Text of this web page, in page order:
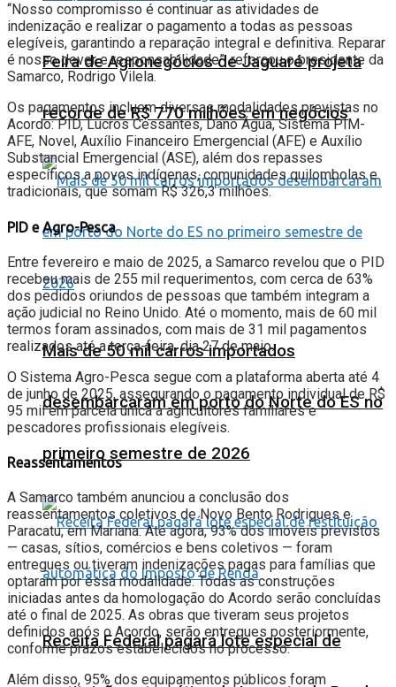
Feira de Agronegócios de Jaguaré projeta
recorde de R$ 770 milhões em negócios
Mais de 50 mil carros importados
desembarcaram em porto do Norte do ES no
primeiro semestre de 2026
Receita Federal pagará lote especial de
“Nosso compromisso é continuar as atividades de
indenização e realizar o pagamento a todas as pessoas
elegíveis, garantindo a reparação integral e definitiva. Reparar
é nosso dever e responsabilidade”, reforçou o presidente da
Samarco, Rodrigo Vilela.
Os pagamentos incluem diversas modalidades previstas no
Acordo: PID, Lucros Cessantes, Dano Água, Sistema PIM-
AFE, Novel, Auxílio Financeiro Emergencial (AFE) e Auxílio
Substancial Emergencial (ASE), além dos repasses
específicos a povos indígenas, comunidades quilombolas e
tradicionais, que somam R$ 326,3 milhões.
PID e Agro-Pesca
Entre fevereiro e maio de 2025, a Samarco revelou que o PID
recebeu mais de 255 mil requerimentos, com cerca de 63%
dos pedidos oriundos de pessoas que também integram a
ação judicial no Reino Unido. Até o momento, mais de 60 mil
termos foram assinados, com mais de 31 mil pagamentos
realizados até a terça-feira, dia 27 de maio.
O Sistema Agro-Pesca segue com a plataforma aberta até 4
de junho de 2025, assegurando o pagamento individual de R$
95 mil em parcela única a agricultores familiares e
pescadores profissionais elegíveis.
Reassentamentos
A Samarco também anunciou a conclusão dos
reassentamentos coletivos de Novo Bento Rodrigues e
Paracatu, em Mariana. Até agora, 93% dos imóveis previstos
— casas, sítios, comércios e bens coletivos — foram
entregues ou tiveram indenizações pagas para famílias que
optaram por essa modalidade. Todas as construções
iniciadas antes da homologação do Acordo serão concluídas
até o final de 2025. As obras que tiveram seus projetos
definidos após o Acordo, serão entregues posteriormente,
conforme prazos estabelecidos no processo.
Além disso, 95% dos equipamentos públicos foram